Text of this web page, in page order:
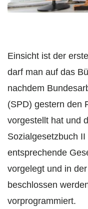
Einsicht ist der
darf man auf das
nachdem
(SPD) gestern den
vorgestellt hat und
Sozialgesetzbuch
entsprechende
vorgelegt und in
beschlossen
vorprogrammiert.